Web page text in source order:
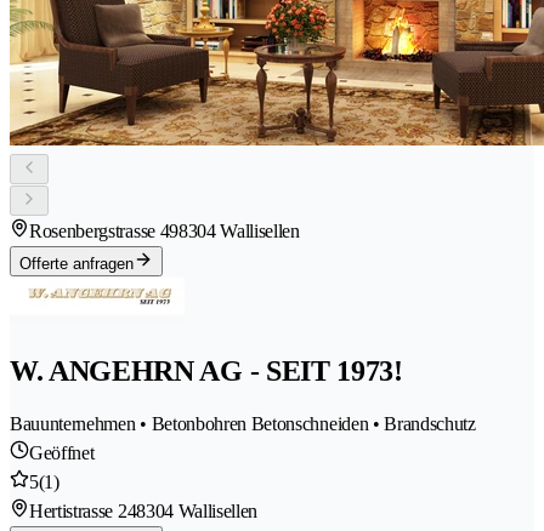
Rosenbergstrasse 498304 Wallisellen
Offerte anfragen
W. ANGEHRN AG - SEIT 1973!
Bauunternehmen • Betonbohren Betonschneiden • Brandschutz
Geöffnet
5(1)
Hertistrasse 248304 Wallisellen